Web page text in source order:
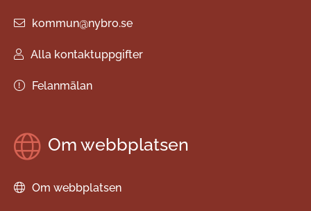
kommun@nybro.se
Alla kontaktuppgifter
Felanmälan
Om webbplatsen
Om webbplatsen